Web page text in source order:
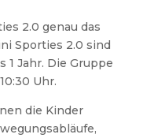
2.0 genau das
Sporties 2.0 sind
1 Jahr. Die Gruppe
Uhr.
die Kinder